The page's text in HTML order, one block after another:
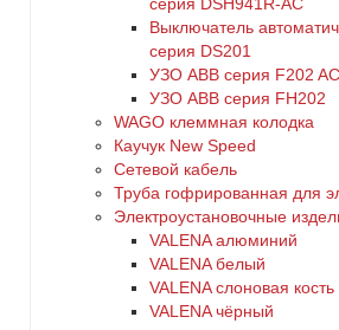
Выключатель
серия DS201
УЗО ABB серия F202 AC
УЗО АВВ серия FH202
WAGO клеммная колодка
Каучук New Speed
Сетевой кабель
Труба гофрированная для
Электроустановочные
VALENA алюминий
VALENA белый
VALENA слоновая кость
VALENA чёрный